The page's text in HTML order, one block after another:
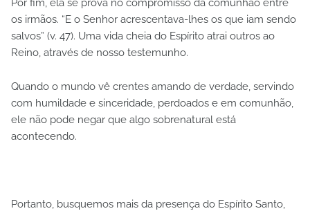
Por fim, ela se prova no compromisso da comunhão entre
os irmãos. “E o Senhor acrescentava-lhes os que iam sendo
salvos” (v. 47). Uma vida cheia do Espírito atrai outros ao
Reino, através de nosso testemunho.
Quando o mundo vê crentes amando de verdade, servindo
com humildade e sinceridade, perdoados e em comunhão,
ele não pode negar que algo sobrenatural está
acontecendo.
Portanto, busquemos mais da presença do Espírito Santo,